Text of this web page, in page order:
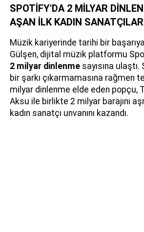
SPOTİFY'DA 2 MİLYAR
AŞAN İLK KADIN
Müzik kariyerinde tarihi bir
Gülşen, dijital müzik platformu
2 milyar dinlenme sayısına ulaştı.
bir şarkı çıkarmamasına rağmen
milyar dinlenme elde eden popçu,
Aksu ile birlikte 2 milyar barajını
kadın sanatçı unvanını kazandı.